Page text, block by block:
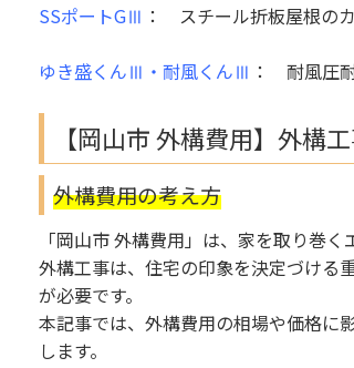
SSポートGⅢ ： スチール折板屋根の
ゆき盛くんⅢ・耐風くんⅢ ： 耐風圧
【岡山市 外構費用】外構
外構費用の考え方
「岡山市 外構費用」は、家を取り巻
外構工事は、住宅の印象を決定づける
が必要です。
本記事では、外構費用の相場や価格に
します。